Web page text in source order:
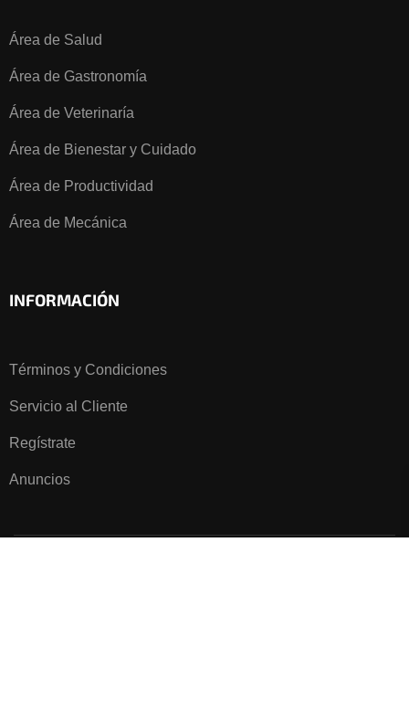
Área de Salud
Área de Gastronomía
Área de Veterinaría
Área de Bienestar y Cuidado
Área de Productividad
Área de Mecánica
INFORMACIÓN
Términos y Condiciones
Servicio al Cliente
Regístrate
Anuncios